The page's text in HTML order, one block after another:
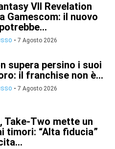
VII Revelation
Gamescom: il nuovo
- 7 Agosto 2026
supera persino i suoi
il franchise non è...
- 7 Agosto 2026
Take-Two mette un
timori: “Alta fiducia”